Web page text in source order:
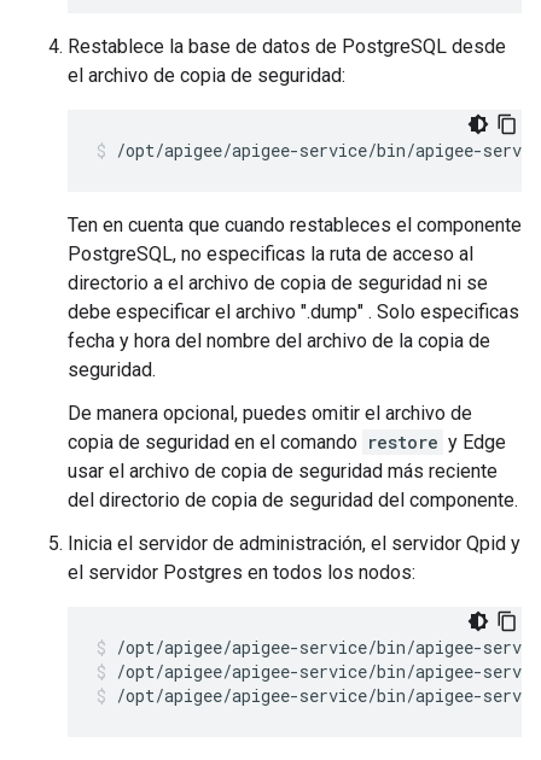
Restablece la base de datos de PostgreSQL desde
el archivo de copia de seguridad:
/opt/apigee/apigee-service/bin/apigee-
Ten en cuenta que cuando restableces el componente
PostgreSQL, no especificas la ruta de acceso al
directorio a el archivo de copia de seguridad ni se
debe especificar el archivo ".dump" . Solo especificas
fecha y hora del nombre del archivo de la copia de
seguridad.
De manera opcional, puedes omitir el archivo de
copia de seguridad en el comando restore y Edge
usar el archivo de copia de seguridad más reciente
del directorio de copia de seguridad del componente.
Inicia el servidor de administración, el servidor Qpid y
el servidor Postgres en todos los nodos:
/opt/apigee/apigee-service/bin/apigee-
/opt/apigee/apigee-service/bin/apigee-